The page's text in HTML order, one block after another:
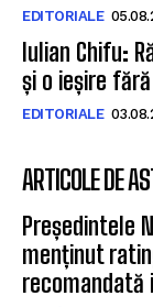
EDITORIALE
Iulian Chifu:
și o ieșire
EDITORIALE
ARTICOLE DE
Președintele
menținut